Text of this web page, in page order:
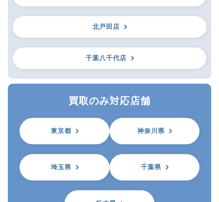
北戸田店
千葉八千代店
買取のみ対応店舗
東京都 神奈川県
埼玉県 千葉県